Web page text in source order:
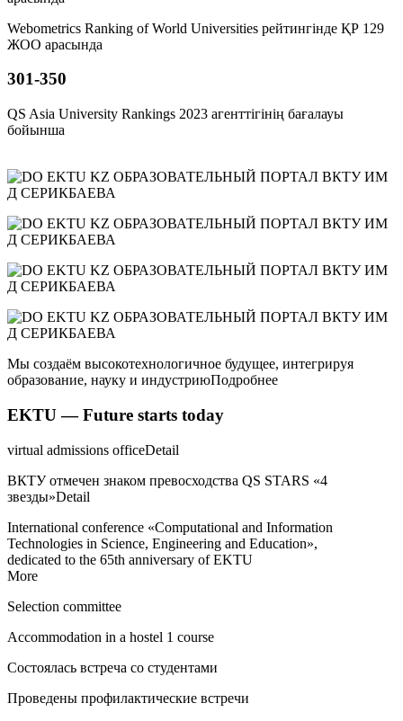
Webometrics Ranking of World Universities рейтингінде ҚР 129
ЖОО арасында
301-350
QS Asia University Rankings 2023 агенттігінің бағалауы
бойынша
Мы создаём высокотехнологичное будущее, интегрируя
образование, науку и индустриюПодробнее
EKTU — Future starts today
virtual admissions officeDetail
ВКТУ отмечен знаком превосходства QS STARS «4
звезды»Detail
International conference «Computational and Information
Technologies in Science, Engineering and Education»,
dedicated to the 65th anniversary of EKTU
More
Selection committee
Accommodation in a hostel 1 course
Состоялась встреча со студентами
Проведены профилактические встречи